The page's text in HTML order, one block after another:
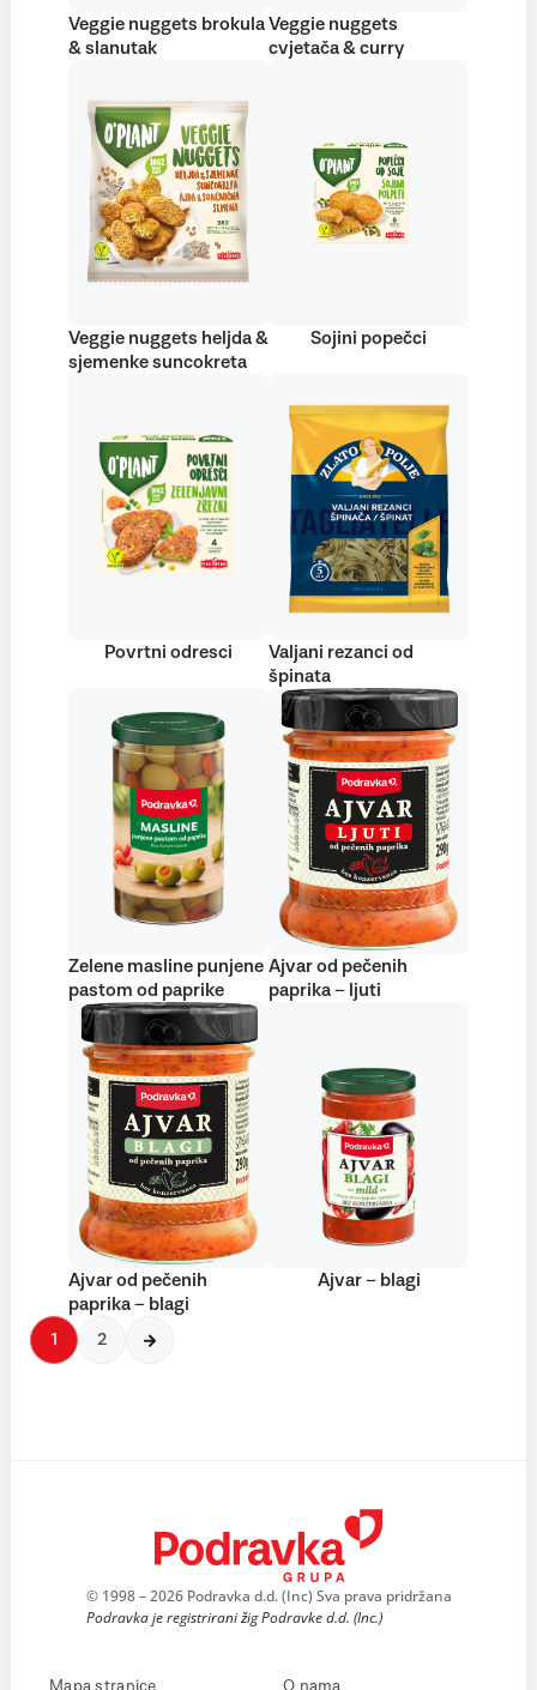
Veggie nuggets brokula
& slanutak
Veggie nuggets
cvjetača & curry
Veggie nuggets heljda &
sjemenke suncokreta
Sojini popečci
Povrtni odresci
Valjani rezanci od
špinata
Zelene masline punjene
pastom od paprike
Ajvar od pečenih
paprika – ljuti
Ajvar od pečenih
paprika – blagi
Ajvar – blagi
1 2
© 1998 – 2026 Podravka d.d. (Inc) Sva prava pridržana
Podravka je registrirani žig Podravke d.d. (Inc.)
Mapa stranice O nama